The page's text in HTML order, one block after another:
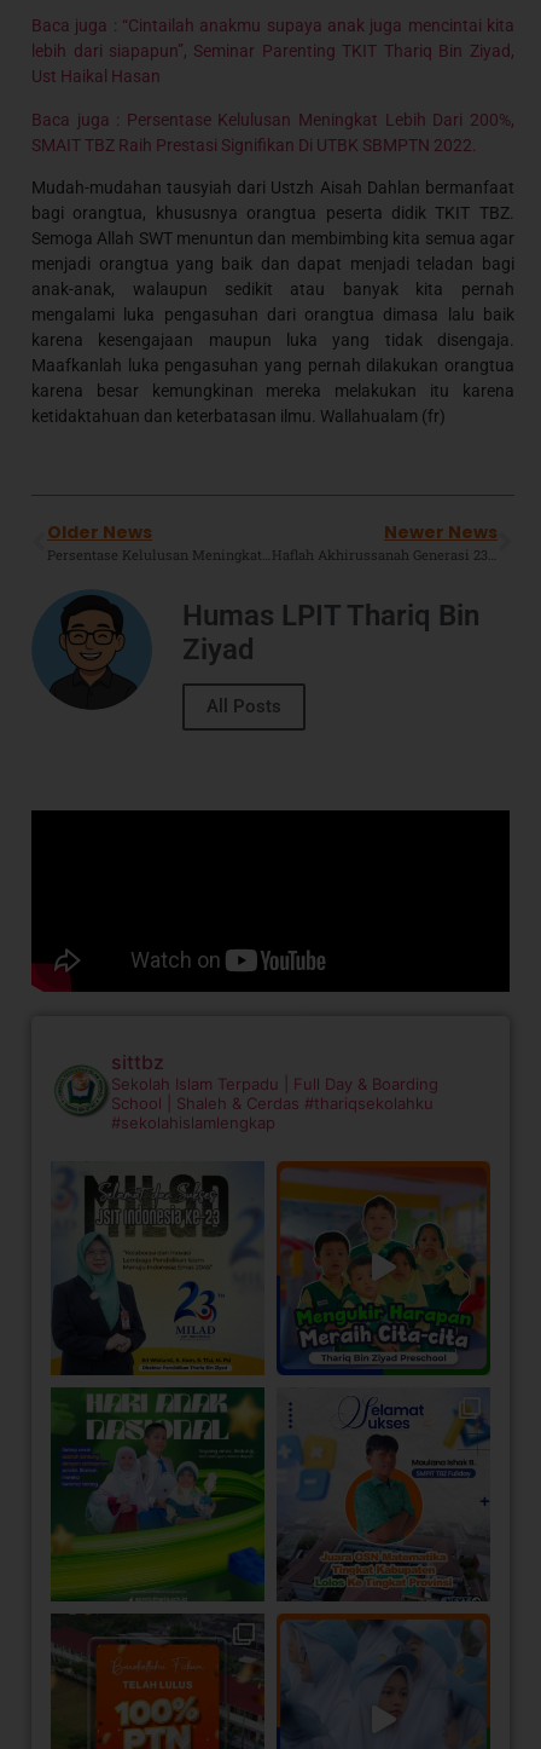
Baca juga : “Cintailah anakmu supaya anak juga mencintai kita
lebih dari siapapun”, Seminar Parenting TKIT Thariq Bin Ziyad,
Ust Haikal Hasan
Baca juga : Persentase Kelulusan Meningkat Lebih Dari 200%,
SMAIT TBZ Raih Prestasi Signifikan Di UTBK SBMPTN 2022.
Mudah-mudahan tausyiah dari Ustzh Aisah Dahlan bermanfaat
bagi orangtua, khususnya orangtua peserta didik TKIT TBZ.
Semoga Allah SWT menuntun dan membimbing kita semua agar
menjadi orangtua yang baik dan dapat menjadi teladan bagi
anak-anak, walaupun sedikit atau banyak kita pernah
mengalami luka pengasuhan dari orangtua dimasa lalu baik
karena kesengajaan maupun luka yang tidak disengaja.
Maafkanlah luka pengasuhan yang pernah dilakukan orangtua
karena besar kemungkinan mereka melakukan itu karena
ketidaktahuan dan keterbatasan ilmu. Wallahualam (fr)
Older News
Persentase Kelulusan Meningkat Lebih Dari 200%, SMAIT TBZ Raih Prestasi Signifikan Di UTBK SBMPTN 2022.
Newer News
Haflah Akhirussanah Generasi 23 SDIT TBZ Jatimulya : Meretas Jalan Emas, Meghantarkan Generasi Shaleh Dan Cerdas.
Humas LPIT Thariq Bin
Ziyad
All Posts
sittbz
Sekolah Islam Terpadu | Full Day & Boarding
School | Shaleh & Cerdas #thariqsekolahku
#sekolahislamlengkap